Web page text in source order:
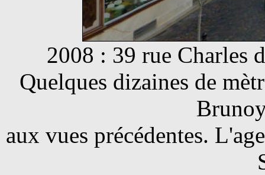
2008 : 39 rue Charles
Quelques dizaines de
aux vues précédentes.